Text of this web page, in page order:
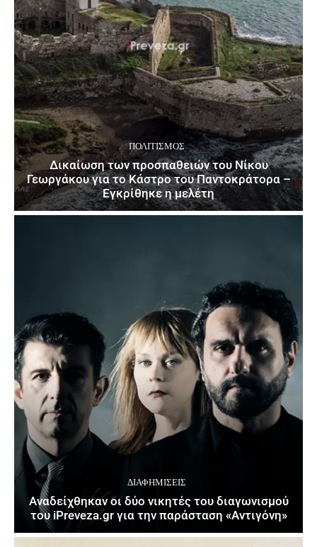
ΠΟΛΙΤΙΣΜΌΣ
Δικαίωση των προσπαθειών του Νίκου
Γεωργάκου για το Κάστρο του Παντοκράτορα –
Εγκρίθηκε η μελέτη
ΔΙΑΦΗΜΊΣΕΙΣ
Αναδείχθηκαν οι δύο νικητές του διαγωνισμού
του iPreveza.gr για την παράσταση «Αντιγόνη»